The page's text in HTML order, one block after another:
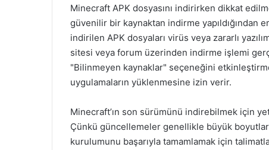
Minecraft APK dosyasını indirirken dikkat
güvenilir bir kaynaktan indirme yapıldığından
indirilen APK dosyaları virüs veya zararlı
sitesi veya forum üzerinden indirme işlemi
"Bilinmeyen kaynaklar" seçeneğini
uygulamaların yüklenmesine izin verir.
Minecraft’ın son sürümünü indirebilmek için
Çünkü güncellemeler genellikle büyük
kurulumunu başarıyla tamamlamak için